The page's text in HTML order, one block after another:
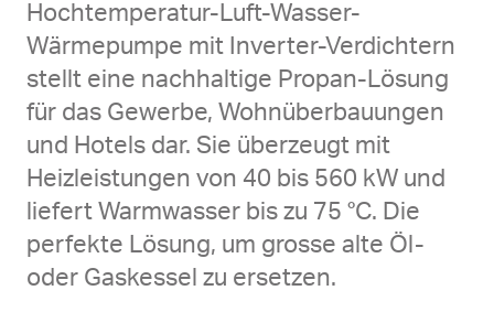
Hochtemperatur-Luft-Wasser-
Wärmepumpe mit Inverter-Verdichtern
stellt eine nachhaltige Propan-Lösung
für das Gewerbe, Wohnüberbauungen
und Hotels dar. Sie überzeugt mit
Heizleistungen von 40 bis 560 kW und
liefert Warmwasser bis zu 75 °C. Die
perfekte Lösung, um grosse alte Öl-
oder Gaskessel zu ersetzen.